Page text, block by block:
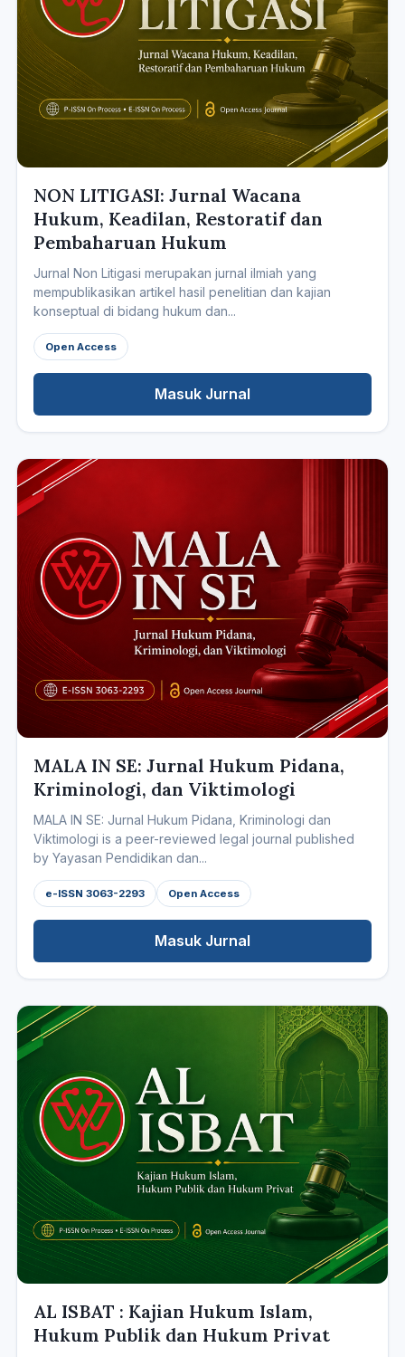
NON LITIGASI: Jurnal Wacana
Hukum, Keadilan, Restoratif dan
Pembaharuan Hukum
Jurnal Non Litigasi merupakan jurnal ilmiah yang
mempublikasikan artikel hasil penelitian dan kajian
konseptual di bidang hukum dan...
Open Access
Masuk Jurnal
MALA IN SE: Jurnal Hukum Pidana,
Kriminologi, dan Viktimologi
MALA IN SE: Jurnal Hukum Pidana, Kriminologi dan
Viktimologi is a peer-reviewed legal journal published
by Yayasan Pendidikan dan...
e-ISSN 3063-2293 Open Access
Masuk Jurnal
AL ISBAT : Kajian Hukum Islam,
Hukum Publik dan Hukum Privat